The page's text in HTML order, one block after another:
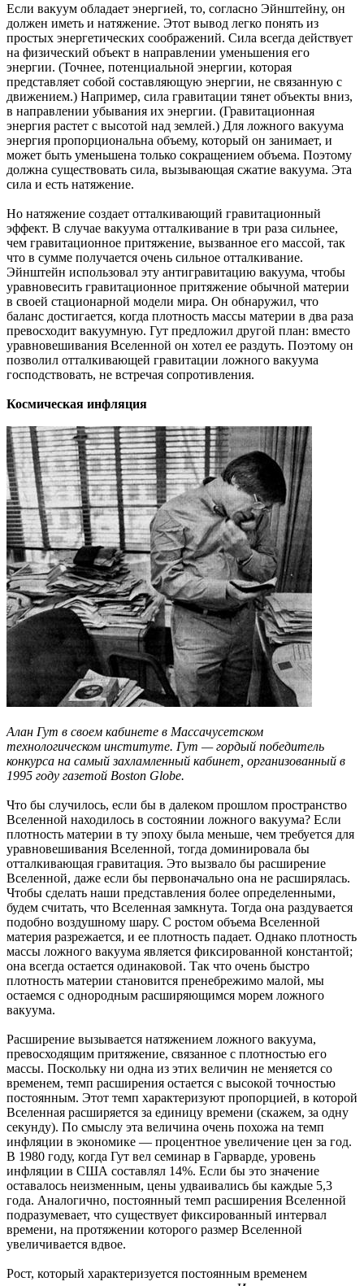
Если вакуум обладает энергией, то, согласно Эйнштейну, он
должен иметь и натяжение. Этот вывод легко понять из
простых энергетических соображений. Сила всегда действует
на физический объект в направлении уменьшения его
энергии. (Точнее, потенциальной энергии, которая
представляет собой составляющую энергии, не связанную с
движением.) Например, сила гравитации тянет объекты вниз,
в направлении убывания их энергии. (Гравитационная
энергия растет с высотой над землей.) Для ложного вакуума
энергия пропорциональна объему, который он занимает, и
может быть уменьшена только сокращением объема. Поэтому
должна существовать сила, вызывающая сжатие вакуума. Эта
сила и есть натяжение.
Но натяжение создает отталкивающий гравитационный
эффект. В случае вакуума отталкивание в три раза сильнее,
чем гравитационное притяжение, вызванное его массой, так
что в сумме получается очень сильное отталкивание.
Эйнштейн использовал эту антигравитацию вакуума, чтобы
уравновесить гравитационное притяжение обычной материи
в своей стационарной модели мира. Он обнаружил, что
баланс достигается, когда плотность массы материи в два раза
превосходит вакуумную. Гут предложил другой план: вместо
уравновешивания Вселенной он хотел ее раздуть. Поэтому он
позволил отталкивающей гравитации ложного вакуума
господствовать, не встречая сопротивления.
Космическая инфляция
Алан Гут в своем кабинете в Массачусетском
технологическом институте. Гут — гордый победитель
конкурса на самый захламленный кабинет, организованный в
1995 году газетой Boston Globe.
Что бы случилось, если бы в далеком прошлом пространство
Вселенной находилось в состоянии ложного вакуума? Если
плотность материи в ту эпоху была меньше, чем требуется для
уравновешивания Вселенной, тогда доминировала бы
отталкивающая гравитация. Это вызвало бы расширение
Вселенной, даже если бы первоначально она не расширялась.
Чтобы сделать наши представления более определенными,
будем считать, что Вселенная замкнута. Тогда она раздувается
подобно воздушному шару. С ростом объема Вселенной
материя разрежается, и ее плотность падает. Однако плотность
массы ложного вакуума является фиксированной константой;
она всегда остается одинаковой. Так что очень быстро
плотность материи становится пренебрежимо малой, мы
остаемся с однородным расширяющимся морем ложного
вакуума.
Расширение вызывается натяжением ложного вакуума,
превосходящим притяжение, связанное с плотностью его
массы. Поскольку ни одна из этих величин не меняется со
временем, темп расширения остается с высокой точностью
постоянным. Этот темп характеризуют пропорцией, в которой
Вселенная расширяется за единицу времени (скажем, за одну
секунду). По смыслу эта величина очень похожа на темп
инфляции в экономике — процентное увеличение цен за год.
В 1980 году, когда Гут вел семинар в Гарварде, уровень
инфляции в США составлял 14%. Если бы это значение
оставалось неизменным, цены удваивались бы каждые 5,3
года. Аналогично, постоянный темп расширения Вселенной
подразумевает, что существует фиксированный интервал
времени, на протяжении которого размер Вселенной
увеличивается вдвое.
Рост, который характеризуется постоянным временем